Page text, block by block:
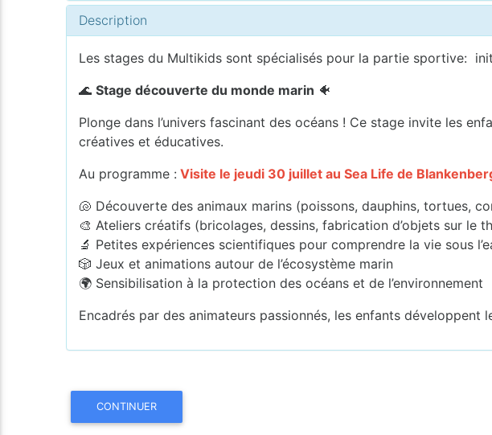
Description
Les stages du Multikids sont spécialisés pour la partie sportive:
🌊Stage découverte du monde marin 🐠
Plonge dans l’univers fascinant des océans ! Ce stage invite les
créatives et éducatives.
Au programme : Visite le jeudi 30 juillet au Sea Life de
🐚 Découverte des animaux marins (poissons, dauphins, tortues,
🎨 Ateliers créatifs (bricolages, dessins, fabrication d’objets sur le
🔬 Petites expériences scientifiques pour comprendre la vie sous
🎲 Jeux et animations autour de l’écosystème marin
🌍 Sensibilisation à la protection des océans et de l’environnement
Encadrés par des animateurs passionnés, les enfants
CONTINUER